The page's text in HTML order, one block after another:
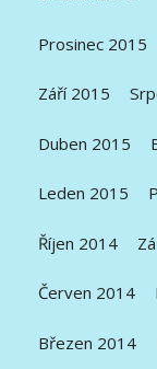
Prosinec 2015
Září 2015
Duben 2015
Leden 2015
Říjen 2014
Červen 2014
Březen 2014